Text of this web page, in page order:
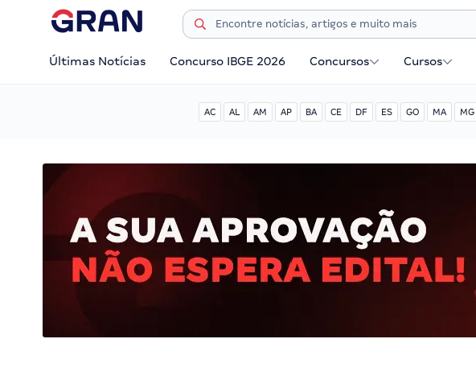
Últimas Notícias Concurso IBGE 2026 Concursos Cursos
AC AL AM AP BA CE DF ES GO MA MG